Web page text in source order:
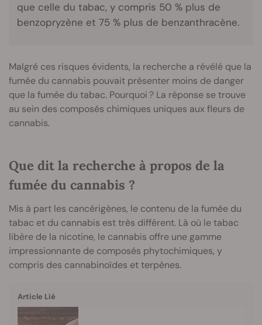
que celle du tabac, y compris 50 % plus de
benzopryzène et 75 % plus de benzanthracène.
Malgré ces risques évidents, la recherche a révélé que la
fumée du cannabis pouvait présenter moins de danger
que la fumée du tabac. Pourquoi ? La réponse se trouve
au sein des composés chimiques uniques aux fleurs de
cannabis.
Que dit la recherche à propos de la
fumée du cannabis ?
Mis à part les cancérigènes, le contenu de la fumée du
tabac et du cannabis est très différent. Là où le tabac
libère de la nicotine, le cannabis offre une gamme
impressionnante de composés phytochimiques, y
compris des cannabinoïdes et terpènes.
Article Lié